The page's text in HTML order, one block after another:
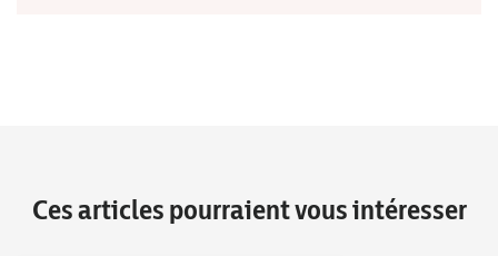
Ces articles pourraient vous intéresser